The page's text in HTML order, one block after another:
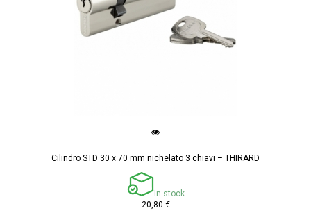
Cilindro STD 30 x 70 mm nichelato 3 chiavi – THIRARD
In stock
20,80 €